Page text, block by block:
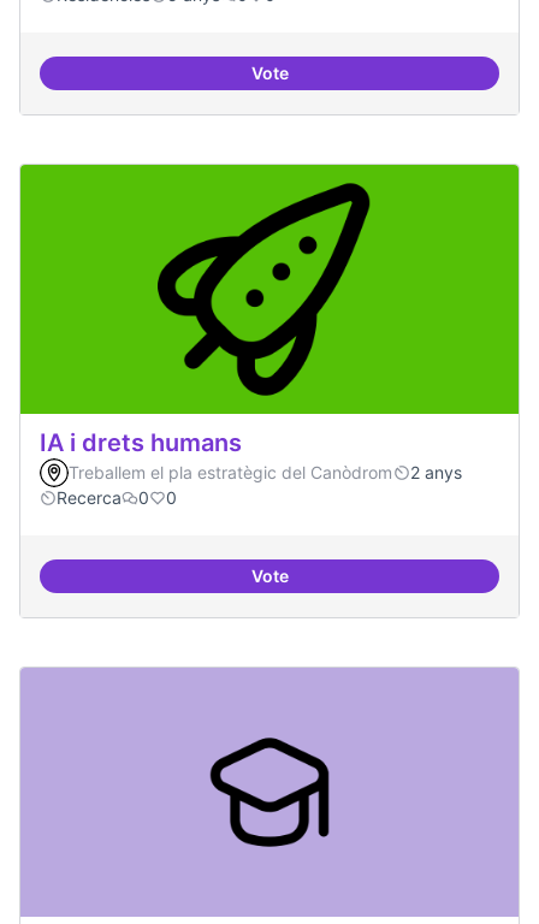
VoteCanòdrom com a espai de
IA i drets humans
Treballem el pla estratègic del Canòdrom
2 anys
Recerca
0 0
VoteIA i drets humans